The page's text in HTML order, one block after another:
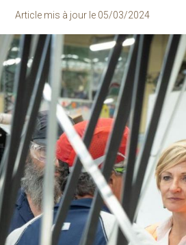
Article mis à jour le 05/03/2024